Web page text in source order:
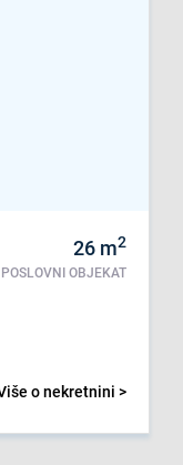
26 m2
POSLOVNI OBJEKAT
o nekretnini >